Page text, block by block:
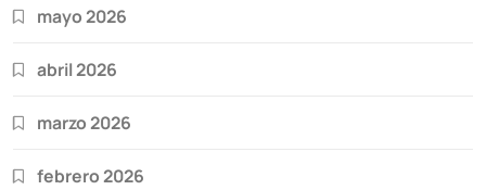
mayo 2026
abril 2026
marzo 2026
febrero 2026